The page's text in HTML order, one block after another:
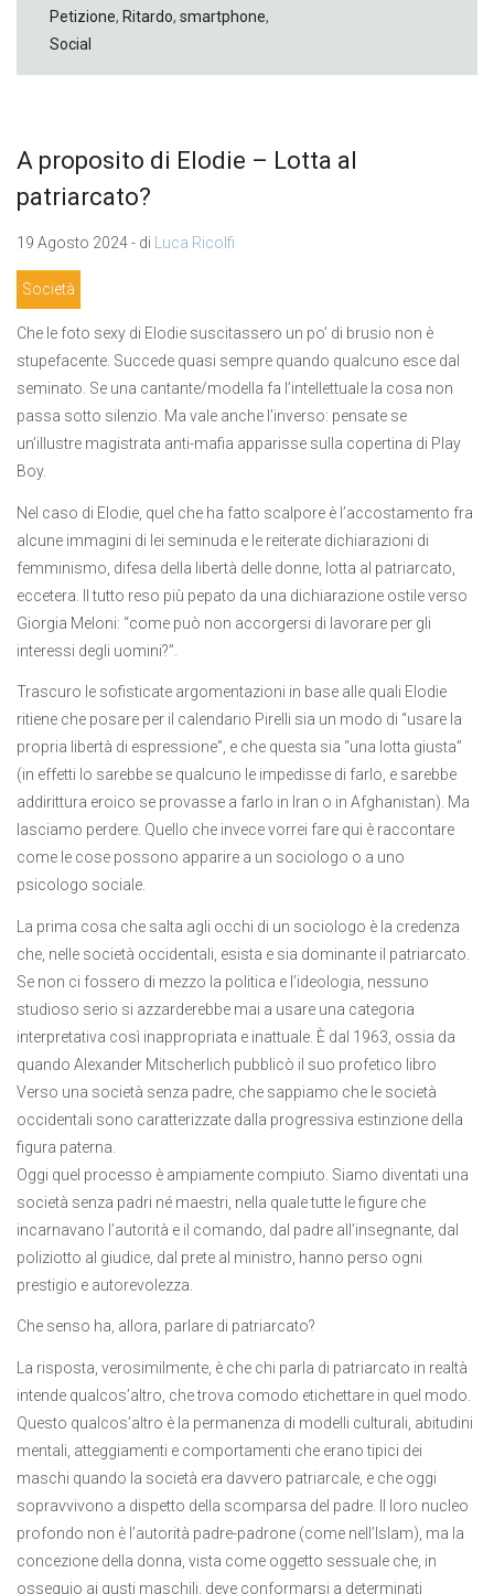
Petizione, Ritardo, smartphone,
Social
A proposito di Elodie – Lotta al
patriarcato?
19 Agosto 2024 - di Luca Ricolfi
Società
Che le foto sexy di Elodie suscitassero un po’ di brusio non è
stupefacente. Succede quasi sempre quando qualcuno esce dal
seminato. Se una cantante/modella fa l’intellettuale la cosa non
passa sotto silenzio. Ma vale anche l’inverso: pensate se
un’illustre magistrata anti-mafia apparisse sulla copertina di Play
Boy.
Nel caso di Elodie, quel che ha fatto scalpore è l’accostamento fra
alcune immagini di lei seminuda e le reiterate dichiarazioni di
femminismo, difesa della libertà delle donne, lotta al patriarcato,
eccetera. Il tutto reso più pepato da una dichiarazione ostile verso
Giorgia Meloni: “come può non accorgersi di lavorare per gli
interessi degli uomini?”.
Trascuro le sofisticate argomentazioni in base alle quali Elodie
ritiene che posare per il calendario Pirelli sia un modo di “usare la
propria libertà di espressione”, e che questa sia “una lotta giusta”
(in effetti lo sarebbe se qualcuno le impedisse di farlo, e sarebbe
addirittura eroico se provasse a farlo in Iran o in Afghanistan). Ma
lasciamo perdere. Quello che invece vorrei fare qui è raccontare
come le cose possono apparire a un sociologo o a uno
psicologo sociale.
La prima cosa che salta agli occhi di un sociologo è la credenza
che, nelle società occidentali, esista e sia dominante il patriarcato.
Se non ci fossero di mezzo la politica e l’ideologia, nessuno
studioso serio si azzarderebbe mai a usare una categoria
interpretativa così inappropriata e inattuale. È dal 1963, ossia da
quando Alexander Mitscherlich pubblicò il suo profetico libro
Verso una società senza padre, che sappiamo che le società
occidentali sono caratterizzate dalla progressiva estinzione della
figura paterna.
Oggi quel processo è ampiamente compiuto. Siamo diventati una
società senza padri né maestri, nella quale tutte le figure che
incarnavano l’autorità e il comando, dal padre all’insegnante, dal
poliziotto al giudice, dal prete al ministro, hanno perso ogni
prestigio e autorevolezza.
Che senso ha, allora, parlare di patriarcato?
La risposta, verosimilmente, è che chi parla di patriarcato in realtà
intende qualcos’altro, che trova comodo etichettare in quel modo.
Questo qualcos’altro è la permanenza di modelli culturali, abitudini
mentali, atteggiamenti e comportamenti che erano tipici dei
maschi quando la società era davvero patriarcale, e che oggi
sopravvivono a dispetto della scomparsa del padre. Il loro nucleo
profondo non è l’autorità padre-padrone (come nell’Islam), ma la
concezione della donna, vista come oggetto sessuale che, in
ossequio ai gusti maschili, deve conformarsi a determinati